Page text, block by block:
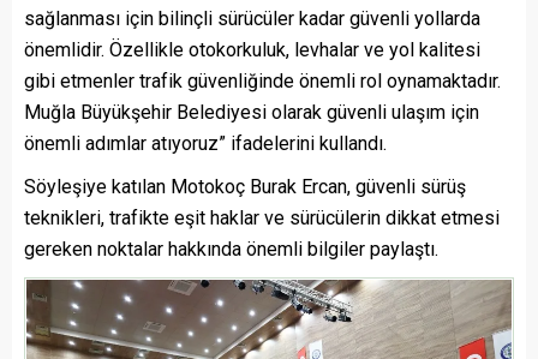
sağlanması için bilinçli sürücüler kadar güvenli yollarda
önemlidir. Özellikle otokorkuluk, levhalar ve yol kalitesi
gibi etmenler trafik güvenliğinde önemli rol oynamaktadır.
Muğla Büyükşehir Belediyesi olarak güvenli ulaşım için
önemli adımlar atıyoruz” ifadelerini kullandı.
Söyleşiye katılan Motokoç Burak Ercan, güvenli sürüş
teknikleri, trafikte eşit haklar ve sürücülerin dikkat etmesi
gereken noktalar hakkında önemli bilgiler paylaştı.